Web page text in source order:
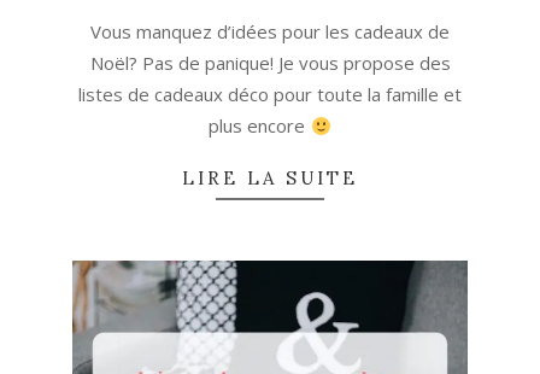
Vous manquez d’idées pour les cadeaux de
Noël? Pas de panique! Je vous propose des
listes de cadeaux déco pour toute la famille et
plus encore
LIRE LA SUITE